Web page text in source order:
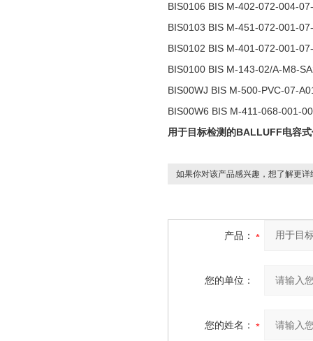
BIS0106 BIS M-402-072-004-
BIS0103 BIS M-451-072-001-
BIS0102 BIS M-401-072-001-
BIS0100 BIS M-143-02/A-M8-
BIS00WJ BIS M-500-PVC-07-
BIS00W6 BIS M-411-068-001-
用于目标检测的BALLUFF电容
如果你对该产品感兴趣，想了解更详
产品：
您的单位：
您的姓名：